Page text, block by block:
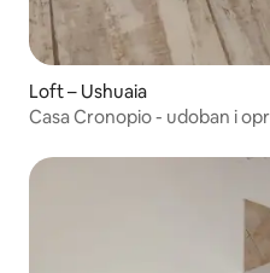
Loft – Ushuaia
Casa Cronopio - udoban i